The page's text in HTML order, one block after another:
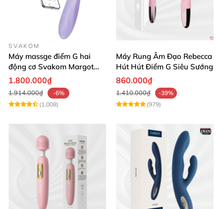
SVAKOM
Máy massge điểm G hai
động cơ Svakom Margot
điều khiển qua app
1.800.000₫
1.914.000₫
-6%
(1,008)
Máy Rung Âm Đạo Rebecca
Hút Hút Điểm G Siêu Sướng
860.000₫
1.410.000₫
-39%
(979)